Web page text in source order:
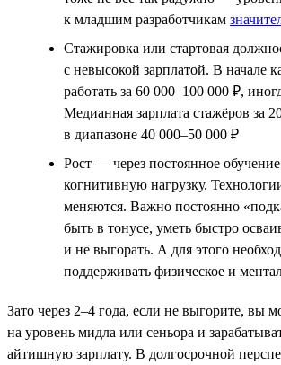
к младшим разработчикам
Стажировка или стартовая
с невысокой зарплатой. В начале
работать за 60 000–100 000 ₽,
Медианная зарплата стажёров за
в диапазоне 40 000–50 000 ₽
Рост — через постоянное
когнитивную нагрузку.
меняются. Важно постоянно
быть в тонусе, уметь быстро
и не выгорать. А для этого
поддерживать физическое и
Зато через 2–4 года, если не выгорите, вы
на уровень мидла или сеньора и
айтишную зарплату. В долгосрочной